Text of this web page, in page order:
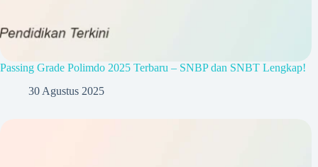
Passing Grade Polimdo 2025 Terbaru – SNBP dan SNBT Lengkap!
30 Agustus 2025